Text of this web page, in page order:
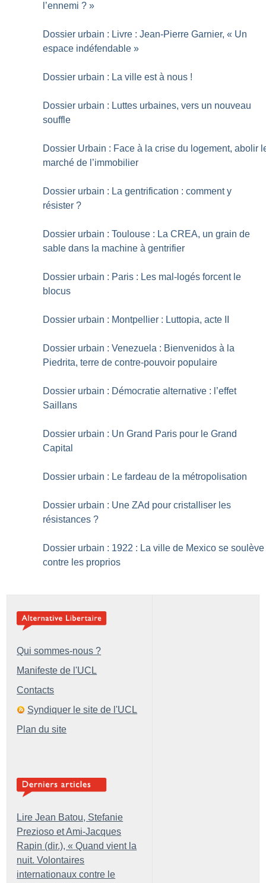
l’ennemi ? »
Dossier urbain : Livre : Jean-Pierre Garnier, « Un
espace indéfendable »
Dossier urbain : La ville est à nous !
Dossier urbain : Luttes urbaines, vers un nouveau
souffle
Dossier Urbain : Face à la crise du logement, abolir
marché de l’immobilier
Dossier urbain : La gentrification : comment y
résister ?
Dossier urbain : Toulouse : La CREA, un grain de
sable dans la machine à gentrifier
Dossier urbain : Paris : Les mal-logés forcent le
blocus
Dossier urbain : Montpellier : Luttopia, acte II
Dossier urbain : Venezuela : Bienvenidos à la
Piedrita, terre de contre-pouvoir populaire
Dossier urbain : Démocratie alternative : l’effet
Saillans
Dossier urbain : Un Grand Paris pour le Grand
Capital
Dossier urbain : Le fardeau de la métropolisation
Dossier urbain : Une ZAd pour cristalliser les
résistances ?
Dossier urbain : 1922 : La ville de Mexico se soulève
contre les proprios
Qui sommes-nous ?
Manifeste de l'UCL
Contacts
Syndiquer le site de l'UCL
Plan du site
Lire Jean Batou, Stefanie
Prezioso et Ami-Jacques
Rapin (dir.), « Quand vient la
nuit. Volontaires
internationaux contre le